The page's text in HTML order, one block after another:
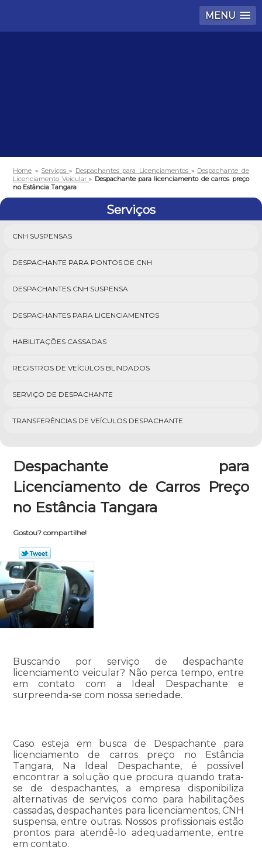
MENU
Home » Serviços» Despachantes para Licenciamentos » Despachante de
Licenciamento Veicular» Despachante para licenciamento de carros preço
no Estância Tangara
Serviços
CNH SUSPENSAS
DESPACHANTE PARA PONTOS DE CNH
DESPACHANTES CNH SUSPENSA
DESPACHANTES PARA LICENCIAMENTOS
HABILITAÇÕES CASSADAS
REGISTROS DE VEÍCULOS BLINDADOS
SERVIÇO DE DESPACHANTE
TRANSFERÊNCIAS DE VEÍCULOS DESPACHANTE
Despachante para
Licenciamento de Carros Preço
no Estância Tangara
Gostou? compartilhe!
Buscando por serviço de despachante
licenciamento veicular? Não perca tempo, entre
em contato com a Ideal Despachante e
surpreenda-se com nossa seriedade.
Caso esteja em busca de Despachante para
licenciamento de carros preço no Estância
Tangara, Na Ideal Despachante, é possível
encontrar a solução que procura quando trata-
se de despachantes, a empresa disponibiliza
alternativas de serviços como para habilitações
cassadas, despachantes para licenciamentos, CNH
suspensa, entre outras. Nossos profissionais estão
prontos para atendê-lo adequadamente, entre
em contato.